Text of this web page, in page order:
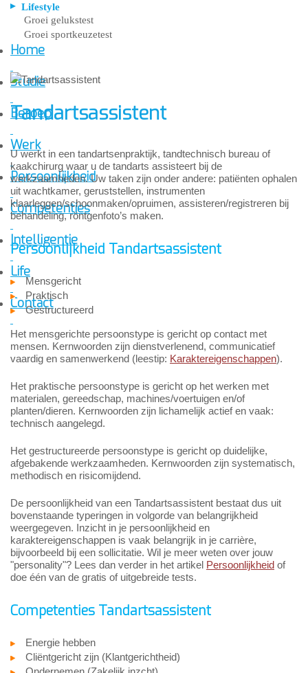
Lifestyle
Groei gelukstest
Groei sportkeuzetest
Home
Studie
Beroep
Werk
Persoonlijkheid
Competenties
Intelligentie
Life
Contact
Tandartsassistent
U werkt in een tandartsenpraktijk, tandtechnisch bureau of
kaakchirurg waar u de tandarts assisteert bij de
werkzaamheden. Uw taken zijn onder andere: patiënten ophalen
uit wachtkamer, geruststellen, instrumenten
klaarleggen/schoonmaken/opruimen, assisteren/registreren bij
behandeling, röntgenfoto’s maken.
Persoonlijkheid Tandartsassistent
Mensgericht
Praktisch
Gestructureerd
Het mensgerichte persoonstype is gericht op contact met
mensen. Kernwoorden zijn dienstverlenend, communicatief
vaardig en samenwerkend (leestip: Karaktereigenschappen).
Het praktische persoonstype is gericht op het werken met
materialen, gereedschap, machines/voertuigen en/of
planten/dieren. Kernwoorden zijn lichamelijk actief en vaak:
technisch aangelegd.
Het gestructureerde persoonstype is gericht op duidelijke,
afgebakende werkzaamheden. Kernwoorden zijn systematisch,
methodisch en risicomijdend.
De persoonlijkheid van een Tandartsassistent bestaat dus uit
bovenstaande typeringen in volgorde van belangrijkheid
weergegeven. Inzicht in je persoonlijkheid en
karaktereigenschappen is vaak belangrijk in je carrière,
bijvoorbeeld bij een sollicitatie. Wil je meer weten over jouw
"personality"? Lees dan verder in het artikel Persoonlijkheid of
doe één van de gratis of uitgebreide tests.
Competenties Tandartsassistent
Energie hebben
Cliëntgericht zijn (Klantgerichtheid)